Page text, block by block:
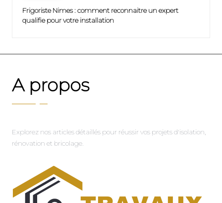
Frigoriste Nimes : comment reconnaitre un expert
qualifie pour votre installation
A propos
Explorez nos articles détaillés pour réussir vos projets d'isolation,
rénovation et bricolage.